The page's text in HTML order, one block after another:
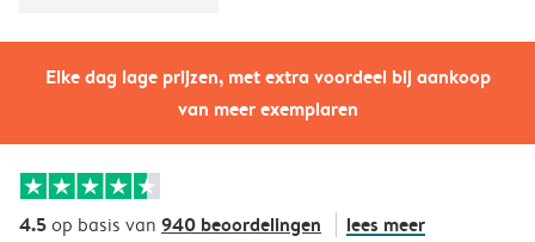
Elke dag lage prijzen, met extra voordeel bij aankoop
van meer exemplaren
4.5op basis van 940 beoordelingen lees meer